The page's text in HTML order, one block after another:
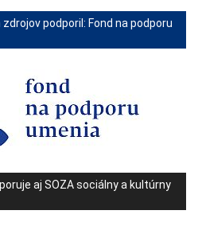
podporil: Fond na podporu
aj SOZA sociálny a kultúrny